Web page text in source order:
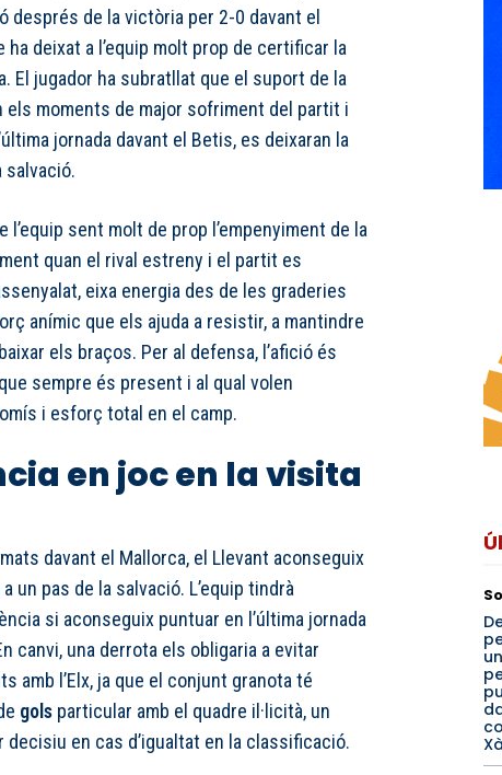
després de la victòria per 2-0 davant el
ha deixat a l’equip molt prop de certificar la
El jugador ha subratllat que el suport de la
els moments de major sofriment del partit i
jornada davant el Betis, es deixaran la
salvació.
l’equip sent molt de prop l’empenyiment de la
quan el rival estreny i el partit es
eixa energia des de les graderies
anímic que els ajuda a resistir, a mantindre
els braços. Per al defensa, l’afició és
sempre és present i al qual volen
i esforç total en el camp.
en joc en la visita
davant el Mallorca, el Llevant aconseguix
un pas de la salvació. L’equip tindrà
si aconseguix puntuar en l’última jornada
canvi, una derrota els obligaria a evitar
amb l’Elx, ja que el conjunt granota té
gols particular amb el quadre il·licità, un
en cas d’igualtat en la classificació.